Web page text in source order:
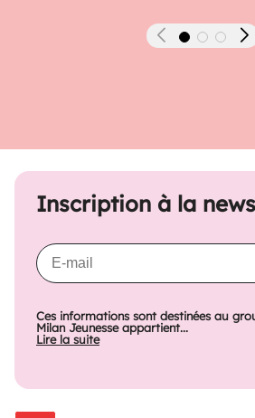
Précédent
Inscription à la
Ces informations sont destinées au
Milan Jeunesse appartient...
Lire la suite